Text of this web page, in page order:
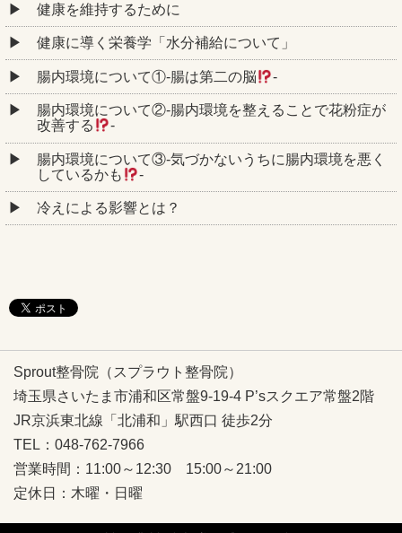
健康を維持するために
健康に導く栄養学「水分補給について」
腸内環境について①‐腸は第二の脳 ‐
腸内環境について②‐腸内環境を整えることで花粉症が
改善する
‐
腸内環境について③‐気づかないうちに腸内環境を悪く
しているかも
‐
冷えによる影響とは？
Sprout整骨院（スプラウト整骨院）
埼玉県さいたま市浦和区常盤9-19-4 P’sスクエア常盤2階
JR京浜東北線「北浦和」駅西口 徒歩2分
TEL：048-762-7966
営業時間：11:00～12:30 15:00～21:00
定休日：木曜・日曜